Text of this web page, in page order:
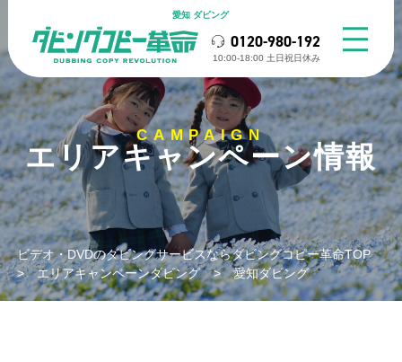
愛知 ダビング
0120-980-192
10:00-18:00 ⼟⽇祝⽇休み
CAMPAIGN
エリアキャンペーン情報
ビデオ・DVDのダビングサービスならダビングコピー革命TOP
>エリアキャンペーンダビング>愛知ダビング